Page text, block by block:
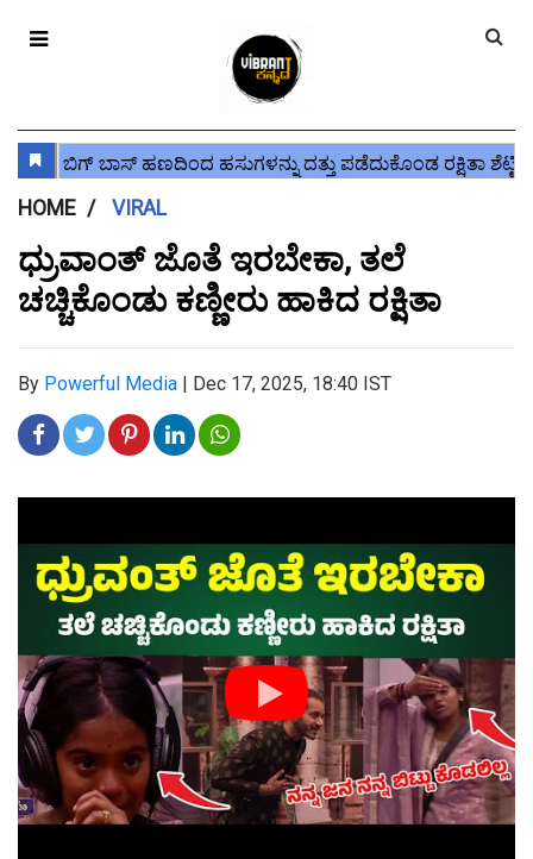
HOME VIRAL
ಧ್ರುವಾಂತ್ ಜೊತೆ ಇರಬೇಕಾ, ತಲೆ
ಚಚ್ಚಿಕೊಂಡು ಕಣ್ಣೀರು ಹಾಕಿದ ರಕ್ಷಿತಾ
By Powerful Media | Dec 17, 2025, 18:40 IST